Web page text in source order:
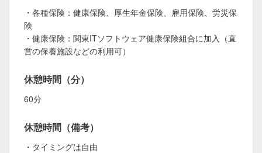
・各種保険：健康保険、厚生年金保険、雇用保険、労災保
険
・健康保険：関東ITソフトウェア健康保険組合に加入（直
営の保養施設などの利用可）
休憩時間（分）
60分
休憩時間（備考）
・タイミングは自由